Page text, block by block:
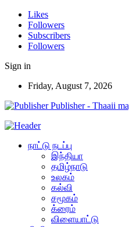
Likes
Followers
Subscribers
Followers
Sign in
Friday, August 7, 2026
Publisher - Thaaii
நாட்டு நடப்பு
இந்தியா
தமிழ்நாடு
உலகம்
கல்வி
சமூகம்
க்ரைம்
விளையாட்டு